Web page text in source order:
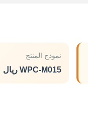
نموذج المنتج
WPC-M015 ريال